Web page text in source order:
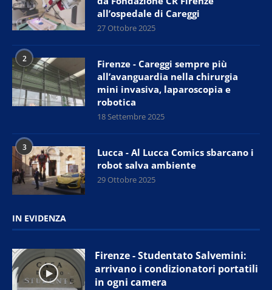
all’ospedale di Careggi
27 Ottobre 2025
2
Firenze - Careggi sempre più
all’avanguardia nella chirurgia
mini invasiva, laparoscopia e
robotica
18 Settembre 2025
3
Lucca - Al Lucca Comics sbarcano i
robot salva ambiente
29 Ottobre 2025
IN EVIDENZA
Firenze - Studentato Salvemini:
arrivano i condizionatori portatili
in ogni camera